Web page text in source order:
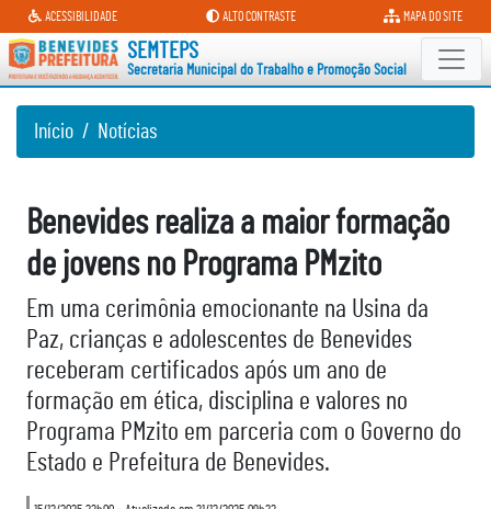
Secretaria Municipal do
ACESSIBILIDADE ALTO CONTRASTE MAPA DO SITE
SEMTEPS
Secretaria Municipal do Trabalho e Promoção Social
Início Notícias
Benevides realiza a maior formação
de jovens no Programa PMzito
Em uma cerimônia emocionante na Usina da
Paz, crianças e adolescentes de Benevides
receberam certificados após um ano de
formação em ética, disciplina e valores no
Programa PMzito em parceria com o Governo do
Estado e Prefeitura de Benevides.